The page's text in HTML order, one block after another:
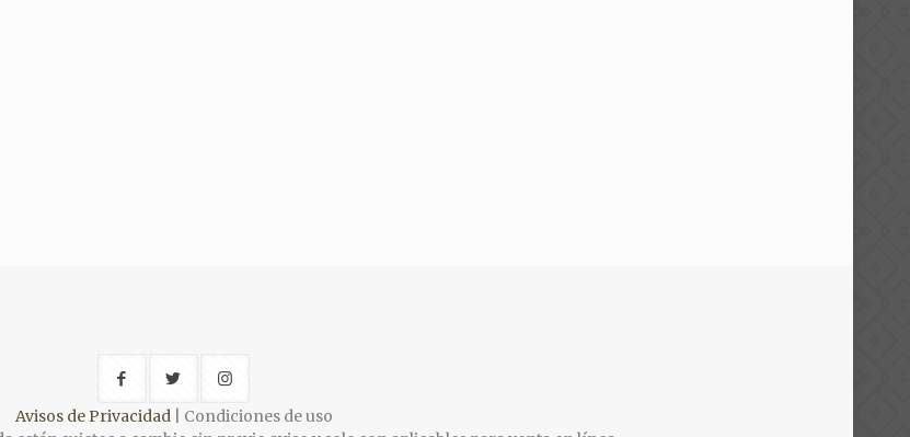
Avisos de Privacidad | Condiciones de uso